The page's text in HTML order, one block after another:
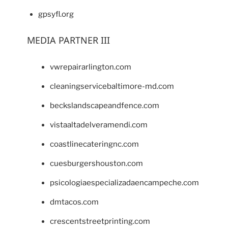
gpsyfl.org
MEDIA PARTNER III
vwrepairarlington.com
cleaningservicebaltimore-md.com
beckslandscapeandfence.com
vistaaltadelveramendi.com
coastlinecateringnc.com
cuesburgershouston.com
psicologiaespecializadaencampeche.com
dmtacos.com
crescentstreetprinting.com